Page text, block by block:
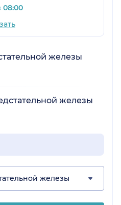
08:00
железы
железы
железы